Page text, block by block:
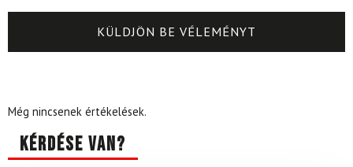
Még nincsenek értékelések.
Kérdése van?